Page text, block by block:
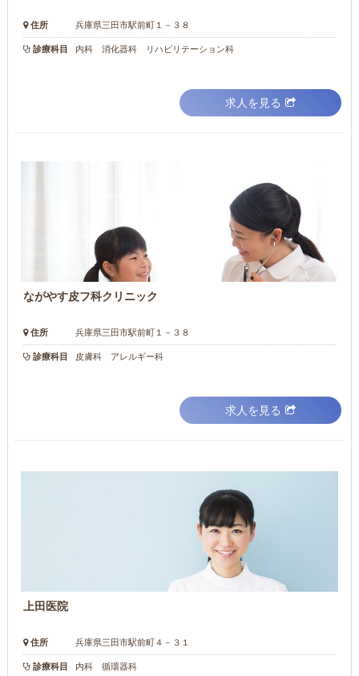
住所 兵庫県三田市駅前町１－３８
診療科目 内科 消化器科 リハビリテーション科
求人を見る
ながやす皮フ科クリニック
住所 兵庫県三田市駅前町１－３８
診療科目 皮膚科 アレルギー科
求人を見る
上田医院
住所 兵庫県三田市駅前町４－３１
診療科目 内科 循環器科